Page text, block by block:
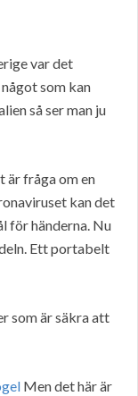
var det
som kan
så ser man ju
är fråga om en
kan det
för händerna. Nu
Ett portabelt
som är säkra att
Men det här är